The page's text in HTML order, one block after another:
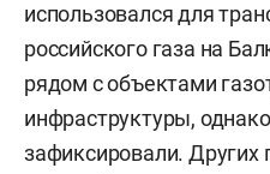
использовался для
российского газа на
рядом с объектами
инфраструктуры,
зафиксировали. Других